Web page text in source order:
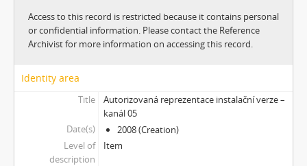
[Subseries] 6 snů z hrnečku
[Subseries] Pohybovadlo
[Subseries] Burger und Ther
[Subseries] Cesta
[Subseries] Der kleine Blonde und sein roter Koffer
[Subseries] Miss Krimi
[Subseries] Vteřina za vteřinou
Access to this record is restricted because it contains personal
or confidential information. Please contact the Reference
Archivist for more information on accessing this record.
Identity area
Title
Autorizovaná reprezentace instalační verze –
kanál 05
Date(s)
2008 (Creation)
Level of
description
Item